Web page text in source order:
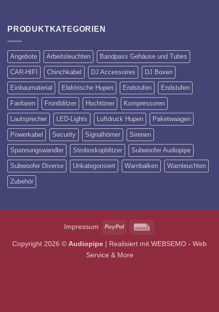
PRODUKTKATEGORIEN
Angebote Arbeitsleuchten Bandpass Gehäuse und Tubes
CAR-HIFI Chinchkabel DJ Accessoires DJ Boxen
Einbaumaterial Elektrische Hupen Endstufen Endstufen
Fanfaren Frontblitzer Hochtöner Kompressoren
Lautsprecher LED-Lights Luftdruck Hupen Paketwaagen
Powerkabel Security Signalhörner Sirenen
Spannungswandler Stroboskopblitzer Subwoofer Audiopipe
Subwoofer Diverse Unkategorisiert Warnbalken Warnleuchten
Zubehör
Impressum PayPal
Copyright 2026 © Audiopipe | Realisiert mit WEBSEMO - Web
Service & More